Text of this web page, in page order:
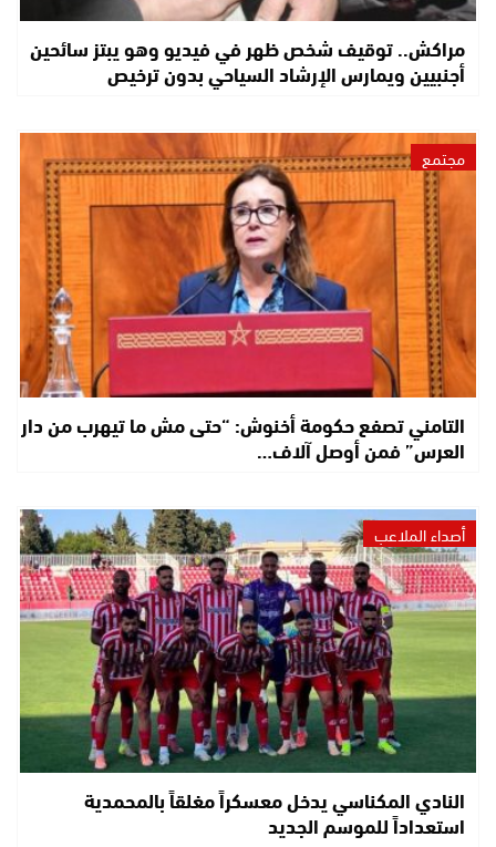
مراكش.. توقيف شخص ظهر في فيديو وهو يبتز سائحين
أجنبيين ويمارس الإرشاد السياحي بدون ترخيص
مجتمع
التامني تصفع حكومة أخنوش: “حتى مش ما تيهرب من دار
العرس” فمن أوصل آلاف…
أصداء الملاعب
النادي المكناسي يدخل معسكراً مغلقاً بالمحمدية
استعداداً للموسم الجديد